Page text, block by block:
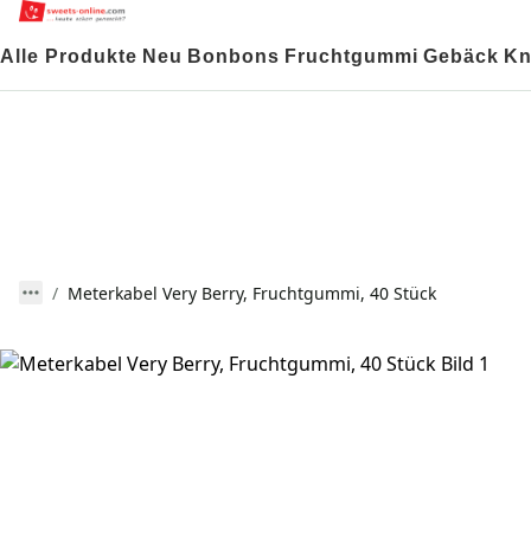
Alle Produkte Neu Bonbons Fruchtgummi Gebäck
Meterkabel Very Berry, Fruchtgummi, 40 Stück